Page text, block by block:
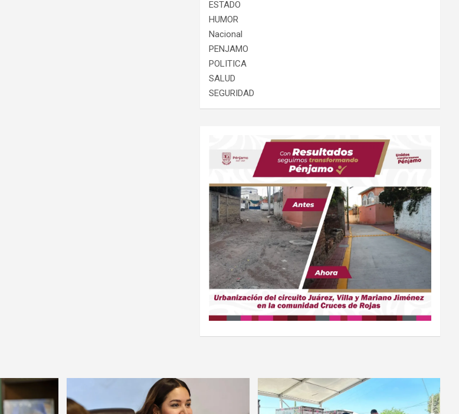
ESTADO
HUMOR
Nacional
PENJAMO
POLITICA
SALUD
SEGURIDAD